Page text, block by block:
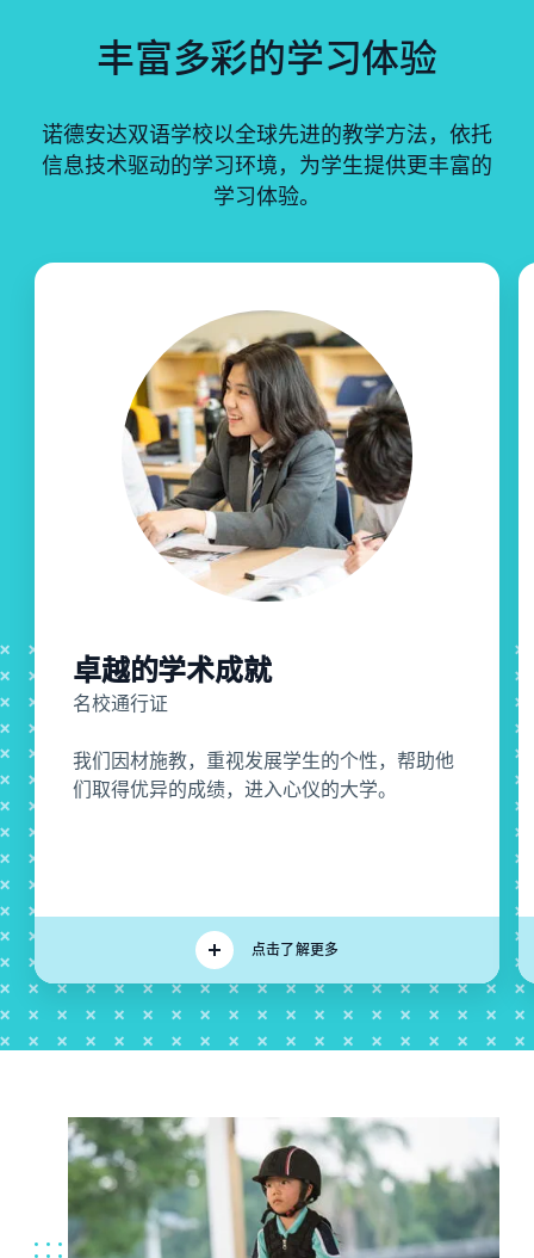
丰富多彩的学习体验
诺德安达双语学校以全球先进的教学方法，依托
信息技术驱动的学习环境，为学生提供更丰富的
学习体验。
卓越的学术成就
名校通行证
我们因材施教，重视发展学生的个性，帮助他
们取得优异的成绩，进入心仪的大学。
点击了解更多